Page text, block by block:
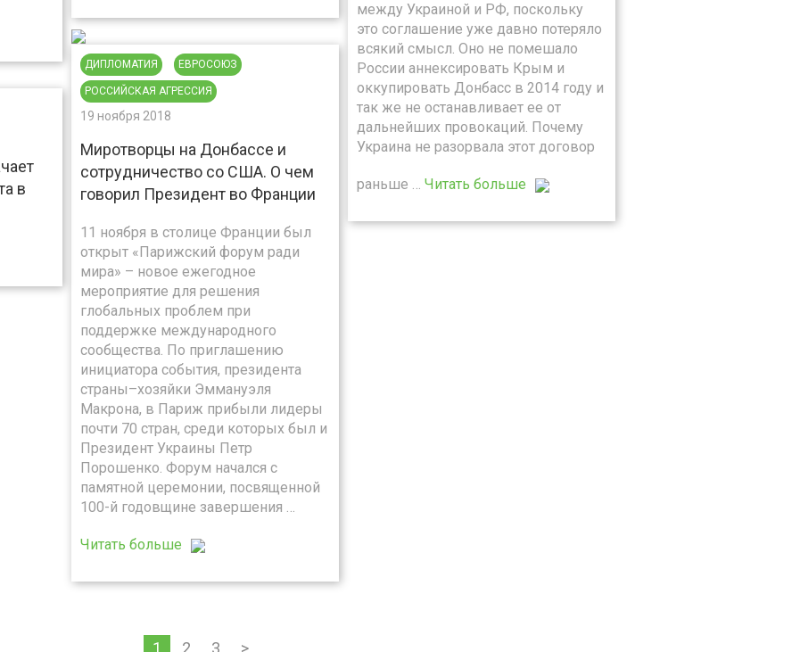
между Украиной и РФ, поскольку
это соглашение уже давно потеряло
всякий смысл. Оно не помешало
России аннексировать Крым и
оккупировать Донбасс в 2014 году и
так же не останавливает ее от
дальнейших провокаций. Почему
Украина не разорвала этот договор
раньше … Читать больше
ДИПЛОМАТИЯ ЕВРОСОЮЗ
РОССИЙСКАЯ АГРЕССИЯ
19 ноября 2018
Миротворцы на Донбассе и
сотрудничество со США. О чем
говорил Президент во Франции
11 ноября в столице Франции был
открыт «Парижский форум ради
мира» – новое ежегодное
мероприятие для решения
глобальных проблем при
поддержке международного
сообщества. По приглашению
инициатора события, президента
страны–хозяйки Эммануэля
Макрона, в Париж прибыли лидеры
почти 70 стран, среди которых был и
Президент Украины Петр
Порошенко. Форум начался с
памятной церемонии, посвященной
100-й годовщине завершения …
Читать больше
в
1 2 3 >